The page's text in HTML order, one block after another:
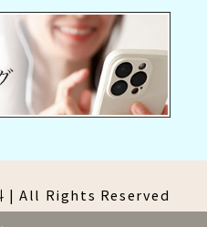
| All Rights Reserved